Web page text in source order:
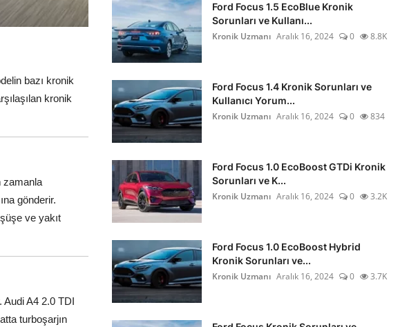
bazı kronik
kronik
zamanla
gönderir.
ve yakıt
Audi A4 2.0 TDI
turboşarjın
Ford Focus 1.5 EcoBlue Kronik
Sorunları ve Kullanı...
Kronik Uzmanı Aralık 16, 2024 0 8.8K
Ford Focus 1.4 Kronik Sorunları ve
Kullanıcı Yorum...
Kronik Uzmanı Aralık 16, 2024 0 834
Ford Focus 1.0 EcoBoost GTDi Kronik
Sorunları ve K...
Kronik Uzmanı Aralık 16, 2024 0 3.2K
Ford Focus 1.0 EcoBoost Hybrid
Kronik Sorunları ve...
Kronik Uzmanı Aralık 16, 2024 0 3.7K